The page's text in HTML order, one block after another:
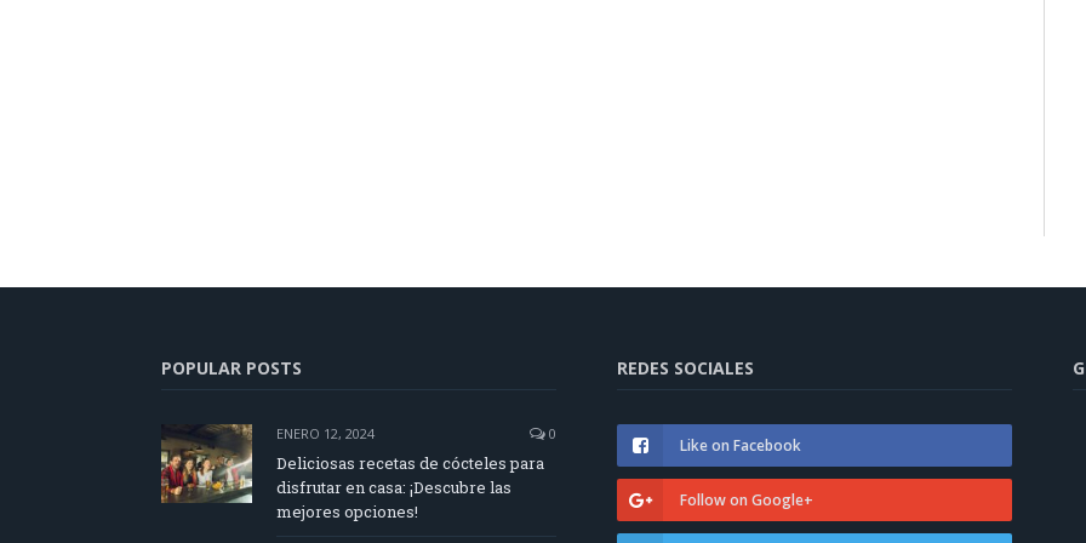
POPULAR POSTS
ENERO 12, 2024 0
Deliciosas recetas de cócteles para
disfrutar en casa: ¡Descubre las
mejores opciones!
REDES SOCIALES
Like on Facebook
Follow on Google+